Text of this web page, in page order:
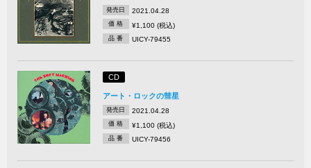
発売日 2021.04.28
価 格 ¥1,100 (税込)
品 番 UICY-79455
CD
アート・ロックの彗星
発売日 2021.04.28
価 格 ¥1,100 (税込)
品 番 UICY-79456